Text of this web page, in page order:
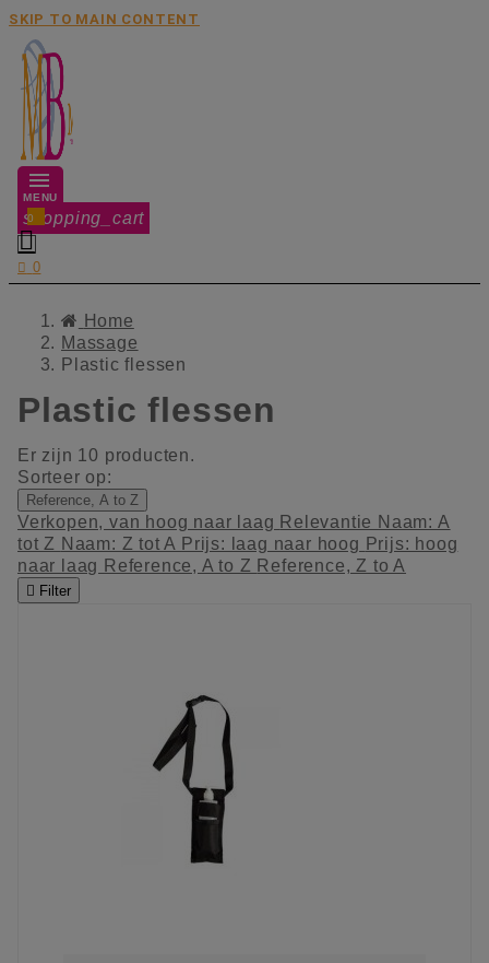
SKIP TO MAIN CONTENT
MENU
shopping_cart
0

 0
Home
Massage
Plastic flessen
Plastic flessen
Er zijn 10 producten.
Sorteer op:
Reference, A to Z
Verkopen, van hoog naar laag Relevantie Naam: A
tot Z Naam: Z tot A Prijs: laag naar hoog Prijs: hoog
naar laag Reference, A to Z Reference, Z to A
 Filter